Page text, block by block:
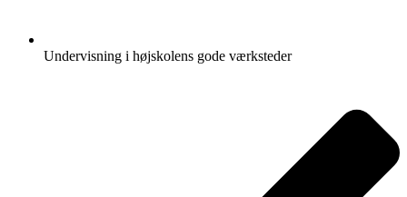
Undervisning i højskolens gode værksteder